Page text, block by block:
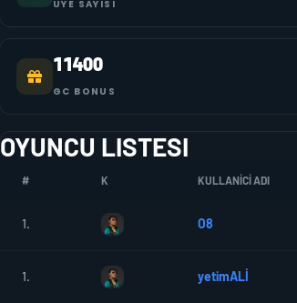
ÜYE SAYISI
11400
GC BONUS
OYUNCU LISTESI
# K KULLANICI ADI
1. O8
1. yetimALİ